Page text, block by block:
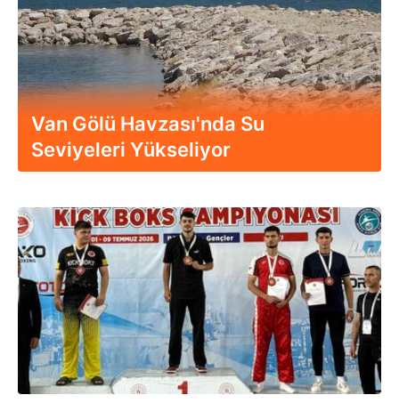
Van Gölü Havzası'nda Su
Seviyeleri Yükseliyor
14.07.2026